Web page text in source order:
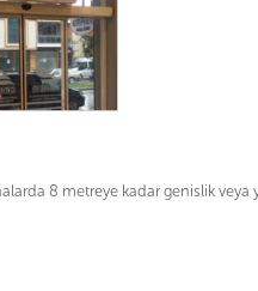
8 metreye kadar genislik